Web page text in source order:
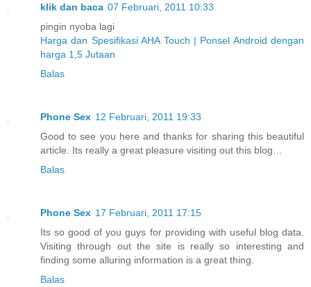
klik dan baca 07 Februari, 2011 10:33
pingin nyoba lagi
Harga dan Spesifikasi AHA Touch | Ponsel Android dengan
harga 1,5 Jutaan
Balas
Phone Sex 12 Februari, 2011 19:33
Good to see you here and thanks for sharing this beautiful
article. Its really a great pleasure visiting out this blog…
Balas
Phone Sex 17 Februari, 2011 17:15
Its so good of you guys for providing with useful blog data.
Visiting through out the site is really so interesting and
finding some alluring information is a great thing.
Balas